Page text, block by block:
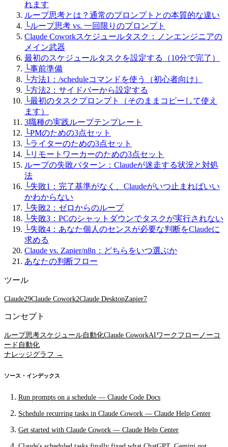
れます
ループ思考とは？通常のプロンプトとの本質的な違い
└ループ思考 vs. 一回限りのプロンプト
Claude Coworkスケジュールタスク：ノンエンジニアの
メイン武器
最初のスケジュールタスクを設定する（10分で完了）
└事前準備
└方法1：/scheduleコマンドを使う（初心者向け）
└方法2：サイドバーから設定する
└最初のタスクプロンプト（そのままコピーして使え
ます）
3職種の実践ループテンプレート
└PMのための3点セット
└ライターのための3点セット
└リモートワーカーのための3点セット
ループの失敗パターン：Claudeが迷走する状況と対処
法
└失敗1：完了基準がなく、Claudeがいつ止まればいい
かわからない
└失敗2：ゼロからのループ
└失敗3：PCのシャットダウンでタスクが実行されない
└失敗4：あなた個人のセンスが必要な判断をClaudeに
求める
Claude vs. Zapier/n8n：どちらをいつ選ぶか
あなたの判断フロー
ツール
Claude29Claude Cowork2Claude DesktopZapier7
コンセプト
ループ思考スケジュール自動化Claude CoworkAIワークフロー ノーコ
ード自動化
ナレッジグラフ →
ソース・インデックス
Run prompts on a schedule — Claude Code Docs
Schedule recurring tasks in Claude Cowork — Claude Help Center
Get started with Claude Cowork — Claude Help Center